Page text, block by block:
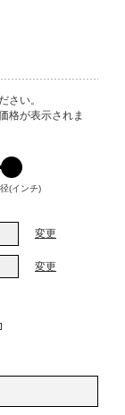
さい。
格が表示されま
(インチ)
変更
変更